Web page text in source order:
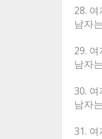
28.
남자
29.
남자
30.
남자
31.